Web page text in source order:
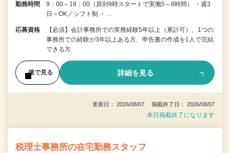
勤務時間
9：00～18：00（原則9時スタートで実働5～8時間） ・週3
日～OK／シフト制 ・…
応募資格
【必須】会計事務所での実務経験5年以上（累計可）、1つの
事務所での経験が3年以上ある方、申告書の作成を1人で完結
できる方
後で見る 詳細を見る
更新日： 2026/08/07 掲載終了日： 2026/08/07
本日掲載終了になります
税理士事務所の在宅勤務スタッフ